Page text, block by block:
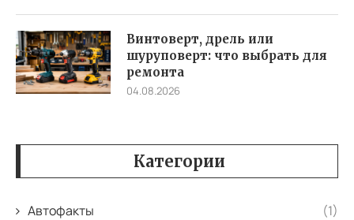
Винтоверт, дрель или
шуруповерт: что выбрать для
ремонта
04.08.2026
Категории
Автофакты (1)